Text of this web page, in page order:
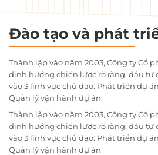
Đào tạo và phát
Thành lập vào năm 2003, Công ty Cổ
định hướng chiến lược rõ ràng, đầu tư
vào 3 lĩnh vực chủ đạo: Phát triển dự
Quản lý vận hành dự án.
Thành lập vào năm 2003, Công ty Cổ
định hướng chiến lược rõ ràng, đầu tư
vào 3 lĩnh vực chủ đạo: Phát triển dự
Quản lý vận hành dự án.